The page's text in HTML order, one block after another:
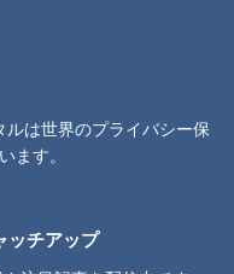
は世界のプライバシー保
ます。
チアップ